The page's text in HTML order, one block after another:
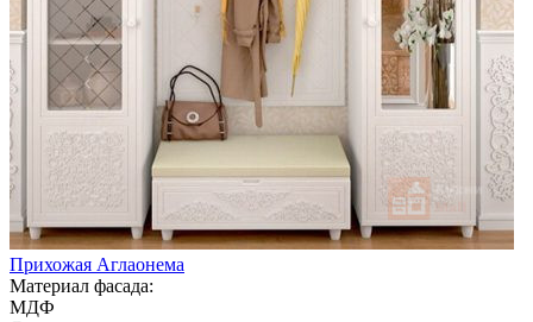
Прихожая Аглаонема
Материал фасада:
МДФ